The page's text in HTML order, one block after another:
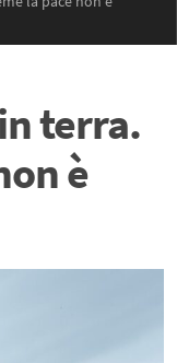
terra.
è